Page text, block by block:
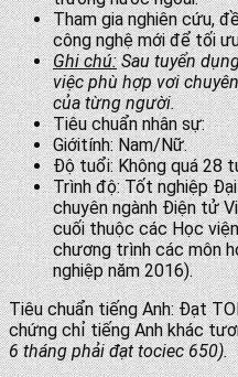
Tham gia nghiên cứu,
công nghệ mới để tối
Ghi chú: Sau tuyển
việc phù hợp vơi
của từng người.
Tiêu chuẩn nhân sự:
Giớitính: Nam/Nữ.
Độ tuổi: Không quá 28
Trình độ: Tốt nghiệp
chuyên ngành Điện tử
cuối thuộc các Học
chương trình các môn
nghiệp năm 2016).
Tiêu chuẩn tiếng Anh: Đạt
chứng chỉ tiếng Anh khác
6 tháng phải đạt tociec 650).